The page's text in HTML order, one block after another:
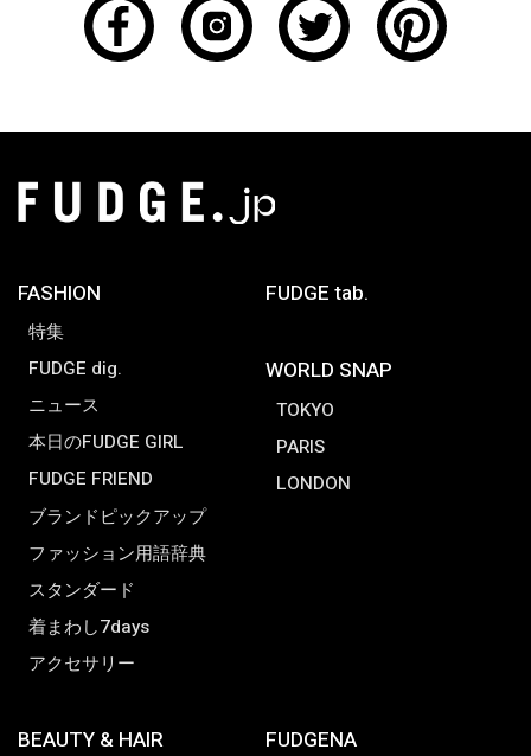
FASHION
特集
FUDGE dig.
ニュース
本日のFUDGE GIRL
FUDGE FRIEND
ブランドピックアップ
ファッション用語辞典
スタンダード
着まわし7days
アクセサリー
FUDGE tab.
WORLD SNAP
TOKYO
PARIS
LONDON
BEAUTY & HAIR FUDGENA